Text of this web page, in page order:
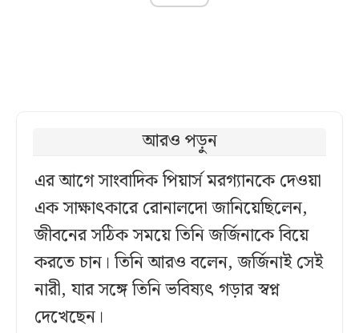
আরও পড়ুন
এর আগে সাংবাদিক পিয়ার্স মরগ্যানকে দেওয়া
এক সাক্ষাৎকারে রোনালদো জানিয়েছিলেন,
জীবনের সঠিক সময়ে তিনি জর্জিনাকে বিয়ে
করতে চান। তিনি আরও বলেন, জর্জিনাই সেই
নারী, যার সঙ্গে তিনি ভবিষ্যৎ গড়ার স্বপ্ন
দেখেছেন।